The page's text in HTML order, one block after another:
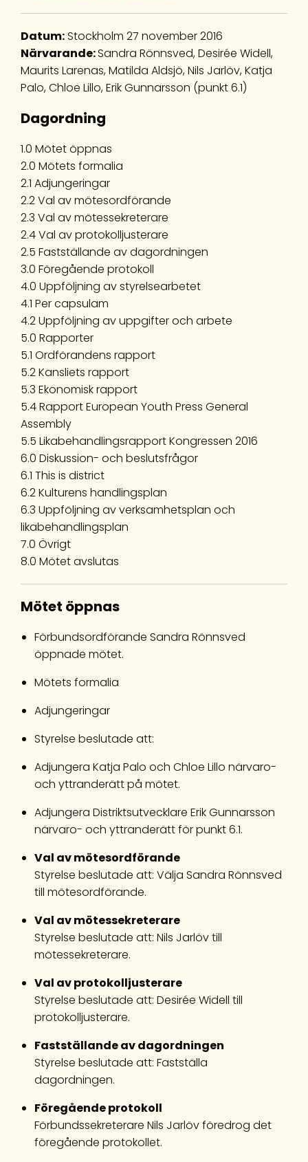
Datum:Stockholm 27 november 2016
Närvarande:Sandra Rönnsved, Desirée Widell,
Maurits Larenas, Matilda Aldsjö, Nils Jarlöv, Katja
Palo, Chloe Lillo, Erik Gunnarsson (punkt 6.1)
Dagordning
1.0 Mötet öppnas
2.0 Mötets formalia
2.1 Adjungeringar
2.2 Val av mötesordförande
2.3 Val av mötessekreterare
2.4 Val av protokolljusterare
2.5 Fastställande av dagordningen
3.0 Föregående protokoll
4.0 Uppföljning av styrelsearbetet
4.1 Per capsulam
4.2 Uppföljning av uppgifter och arbete
5.0 Rapporter
5.1 Ordförandens rapport
5.2 Kansliets rapport
5.3 Ekonomisk rapport
5.4 Rapport European Youth Press General
Assembly
5.5 Likabehandlingsrapport Kongressen 2016
6.0 Diskussion- och beslutsfrågor
6.1 This is district
6.2 Kulturens handlingsplan
6.3 Uppföljning av verksamhetsplan och
likabehandlingsplan
7.0 Övrigt
8.0 Mötet avslutas
Mötet öppnas
Förbundsordförande Sandra Rönnsved
öppnade mötet.
Mötets formalia
Adjungeringar
Styrelse beslutade att:
Adjungera Katja Palo och Chloe Lillo närvaro-
och yttranderätt på mötet.
Adjungera Distriktsutvecklare Erik Gunnarsson
närvaro- och yttranderätt för punkt 6.1.
Val av mötesordförande
Styrelse beslutade att: Välja Sandra Rönnsved
till mötesordförande.
Val av mötessekreterare
Styrelse beslutade att: Nils Jarlöv till
mötessekreterare.
Val av protokolljusterare
Styrelse beslutade att: Desirée Widell till
protokolljusterare.
Fastställande av dagordningen
Styrelse beslutade att: Fastställa
dagordningen.
Föregående protokoll
Förbundssekreterare Nils Jarlöv föredrog det
föregående protokollet.